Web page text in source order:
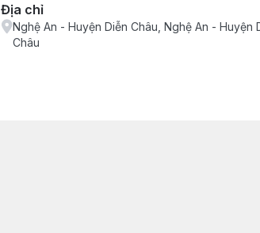
Địa chỉ
Nghệ An - Huyện Diễn Châu, Nghệ An - Huyện
Châu